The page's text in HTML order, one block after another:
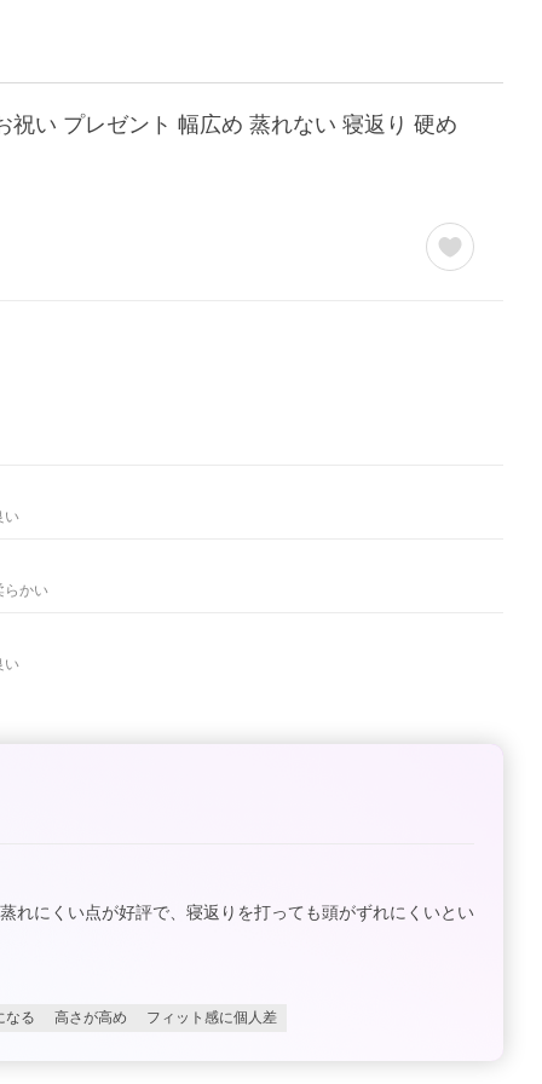
い プレゼント 幅広め 蒸れない 寝返り 硬め
い
らかい
い
れにくい点が好評で、寝返りを打っても頭がずれにくいとい
なる 高さが高め フィット感に個人差